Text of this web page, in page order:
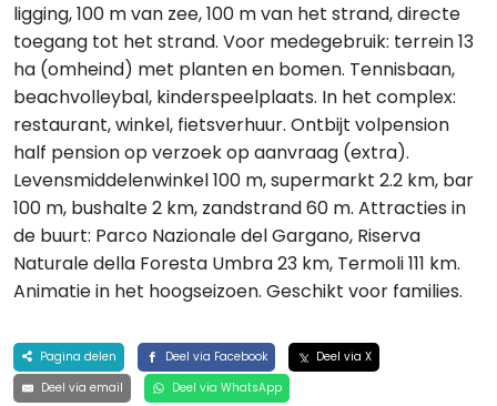
ligging, 100 m van zee, 100 m van het strand, directe
toegang tot het strand. Voor medegebruik: terrein 13
ha (omheind) met planten en bomen. Tennisbaan,
beachvolleybal, kinderspeelplaats. In het complex:
restaurant, winkel, fietsverhuur. Ontbijt volpension
half pension op verzoek op aanvraag (extra).
Levensmiddelenwinkel 100 m, supermarkt 2.2 km, bar
100 m, bushalte 2 km, zandstrand 60 m. Attracties in
de buurt: Parco Nazionale del Gargano, Riserva
Naturale della Foresta Umbra 23 km, Termoli 111 km.
Animatie in het hoogseizoen. Geschikt voor families.
Pagina delen Deel via Facebook
Deel via X
Deel via email
Deel via WhatsApp